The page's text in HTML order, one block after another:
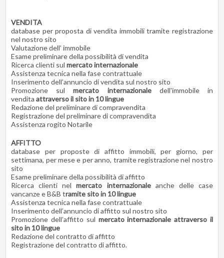
VENDITA
database per proposta di vendita immobili tramite registrazione
nel nostro sito
Valutazione dell’ immobile
Esame preliminare della possibilità di vendita
Ricerca clienti sulmercato internazionale
Assistenza tecnica nella fase contrattuale
Inserimento dell’annuncio di vendita sul nostro sito
Promozione sulmercato internazionale dell'immobile in
venditaattraverso il sito in 10 lingue
Redazione del preliminare di compravendita
Registrazione del preliminare di compravendita
Assistenza rogito Notarile
AFFITTO
database per proposte di affitto immobili, per giorno, per
settimana, per mese e per anno, tramite registrazione nel nostro
sito
Esame preliminare della possibilità di affitto
Ricerca clienti nelmercato internazionale anche delle case
vancanze e B&B tramite sito in 10 lingue
Assistenza tecnica nella fase contrattuale
Inserimento dell’annuncio di affitto sul nostro sito
Promozione dell’affitto sul mercato internazionale attraverso il
sito in 10 lingue
Redazione del contratto di affitto
Registrazione del contratto di affitto.